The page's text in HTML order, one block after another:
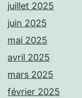
juillet 2025
juin 2025
mai 2025
avril 2025
mars 2025
février 2025